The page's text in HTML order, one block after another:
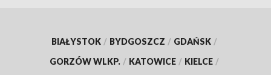
BIAŁYSTOK / BYDGOSZCZ / GDAŃSK /
GORZÓW WLKP. / KATOWICE / KIELCE /